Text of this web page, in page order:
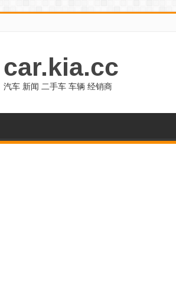
car.kia.cc
汽车 新闻 二手车 车辆 经销商